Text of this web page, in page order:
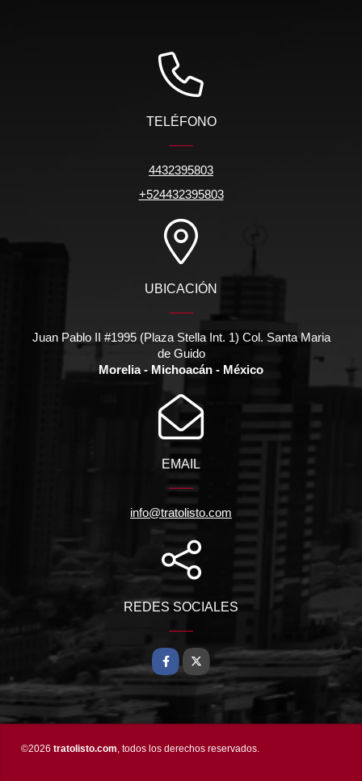
TELÉFONO
4432395803
+524432395803
UBICACIÓN
Juan Pablo II #1995 (Plaza Stella Int. 1) Col. Santa Maria
de Guido
Morelia - Michoacán - México
EMAIL
info@tratolisto.com
REDES SOCIALES
Facebook
X
©2026 tratolisto.com, todos los derechos reservados.